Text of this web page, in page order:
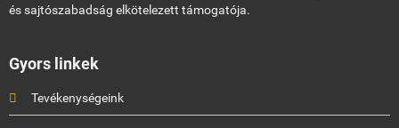
és sajtószabadság elkötelezett támogatója.
Gyors linkek
Tevékenységeink